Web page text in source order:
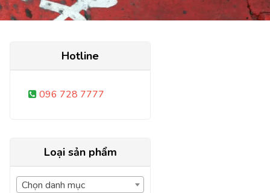
Hotline
096 728 7777
Loại sản phẩm
Chọn danh mục